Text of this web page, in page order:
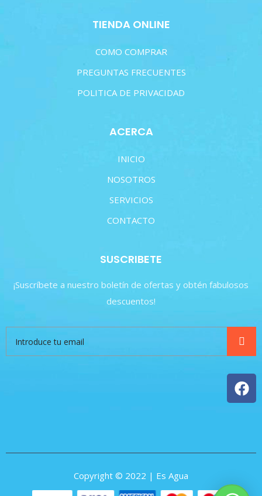
TIENDA ONLINE
COMO COMPRAR
PREGUNTAS FRECUENTES
POLITICA DE PRIVACIDAD
ACERCA
INICIO
NOSOTROS
SERVICIOS
CONTACTO
SUSCRIBETE
¡Suscríbete a nuestro boletín de ofertas y obtén fabulosos
descuentos!
Copyright © 2022 | Es Agua